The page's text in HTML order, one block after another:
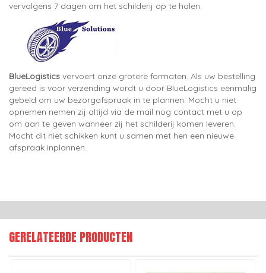
vervolgens 7 dagen om het schilderij op te halen.
BlueLogistics vervoert onze grotere formaten. Als uw bestelling
gereed is voor verzending wordt u door BlueLogistics eenmalig
gebeld om uw bezorgafspraak in te plannen. Mocht u niet
opnemen nemen zij altijd via de mail nog contact met u op
om aan te geven wanneer zij het schilderij komen leveren.
Mocht dit niet schikken kunt u samen met hen een nieuwe
afspraak inplannen.
GERELATEERDE PRODUCTEN